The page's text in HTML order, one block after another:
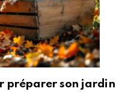
préparer son jardin